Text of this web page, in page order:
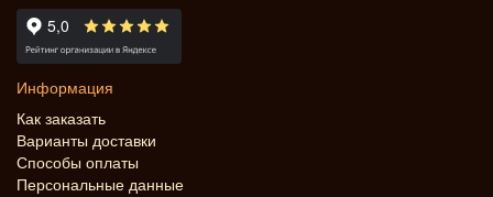
Информация
Как заказать
Варианты доставки
Способы оплаты
Персональные данные